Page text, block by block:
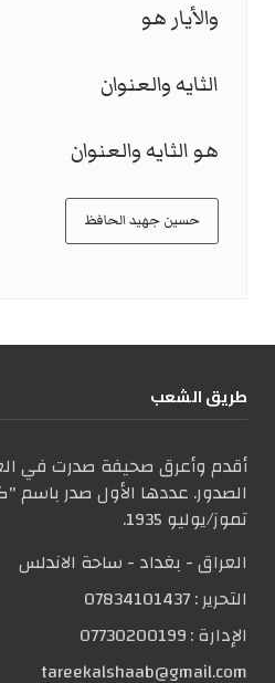
والأيار هو
الثايه والعنوان
هو الثايه والعنوان
حسين جهيد الحافظ
طریق الشعب
أقدم وأعرق صحيفة صدرت في
تموز/يوليو 1935.
العراق - بغداد - ساحة الاندلس
التحریر :07834101437
الإدارة :07730200199
tareekalshaab@gmail.com